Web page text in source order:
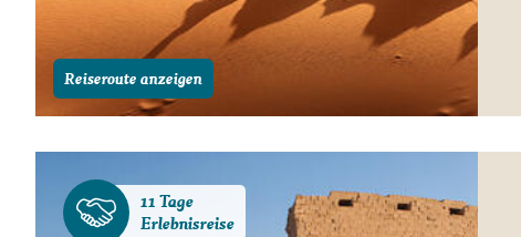
Reiseroute anzeigen
11 Tage
Erlebnisreise